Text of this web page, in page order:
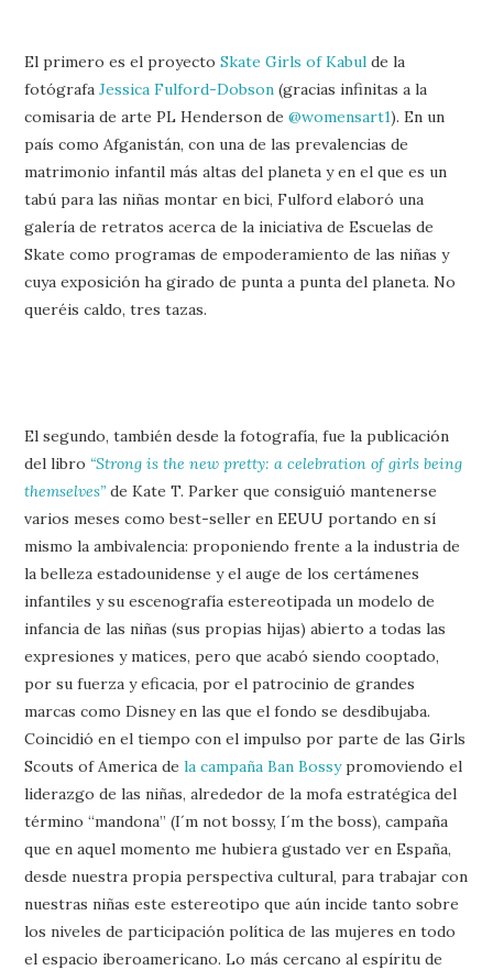
El primero es el proyectoSkate Girls of Kabul de la
fotógrafaJessica Fulford-Dobson (gracias infinitas a la
comisaria de arte PL Henderson de@womensart1). En un
país como Afganistán, con una de las prevalencias de
matrimonio infantil más altas del planeta y en el que es un
tabú para las niñas montar en bici, Fulford elaboró una
galería de retratos acerca de la iniciativa de Escuelas de
Skate como programas de empoderamiento de las niñas y
cuya exposición ha girado de punta a punta del planeta. No
queréis caldo, tres tazas.
El segundo, también desde la fotografía, fue la publicación
del libro “Strong is the new pretty: a celebration of girls being
themselves” de Kate T. Parker que consiguió mantenerse
varios meses como best-seller en EEUU portando en sí
mismo la ambivalencia: proponiendo frente a la industria de
la belleza estadounidense y el auge de los certámenes
infantiles y su escenografía estereotipada un modelo de
infancia de las niñas (sus propias hijas) abierto a todas las
expresiones y matices, pero que acabó siendo cooptado,
por su fuerza y eficacia, por el patrocinio de grandes
marcas como Disney en las que el fondo se desdibujaba.
Coincidió en el tiempo con el impulso por parte de las Girls
Scouts of America dela campaña Ban Bossypromoviendo el
liderazgo de las niñas, alrededor de la mofa estratégica del
término “mandona” (I´m not bossy, I´m the boss), campaña
que en aquel momento me hubiera gustado ver en España,
desde nuestra propia perspectiva cultural, para trabajar con
nuestras niñas este estereotipo que aún incide tanto sobre
los niveles de participación política de las mujeres en todo
el espacio iberoamericano. Lo más cercano al espíritu de